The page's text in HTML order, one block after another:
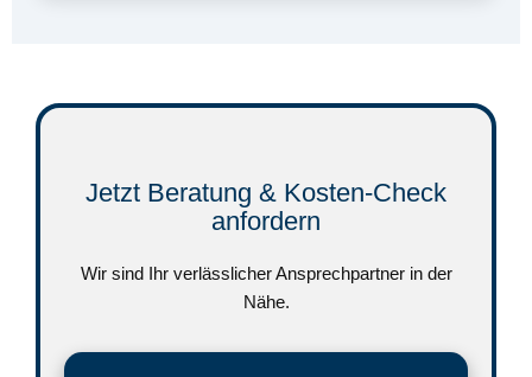
Jetzt Beratung & Kosten-Check
anfordern
Wir sind Ihr verlässlicher Ansprechpartner in der
Nähe.